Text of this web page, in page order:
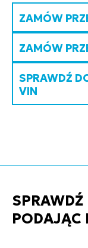
ZAMÓW
ZAMÓW
SPRAWDŹ
VIN
PODAJĄC